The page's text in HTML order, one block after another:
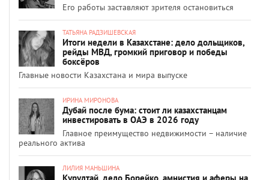
Его работы заставляют зрителя остановиться
ТАТЬЯНА РАДЗИШЕВСКАЯ
Итоги недели в Казахстане: дело дольщиков,
рейды МВД, громкий приговор и победы
боксёров
Главные новости Казахстана и мира выпуске
ИРИНА МИРОНОВА
Дубай после бума: стоит ли казахстанцам
инвестировать в ОАЭ в 2026 году
Главное преимущество недвижимости – наличие
реального актива
ЛИЛИЯ МАНЬШИНА